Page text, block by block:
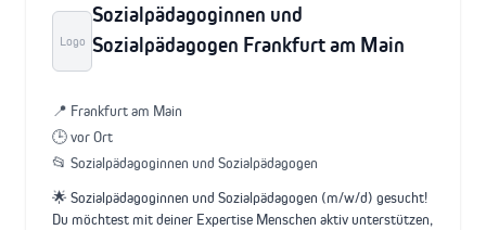
Logo
Sozialpädagoginnen und
Sozialpädagogen Frankfurt am Main
📍 Frankfurt am Main
🕒 vor Ort
📂 Sozialpädagoginnen und Sozialpädagogen
🌟 Sozialpädagoginnen und Sozialpädagogen (m/w/d) gesucht!
Du möchtest mit deiner Expertise Menschen aktiv unterstützen,